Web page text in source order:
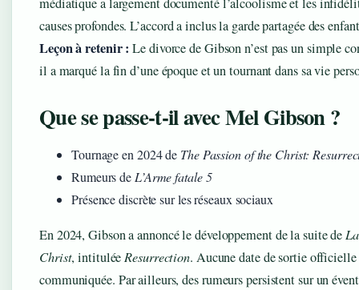
causes profondes. L’accord a inclus la garde partagée des
Leçon à retenir : Le divorce de Gibson n’est pas un simple
il a marqué la fin d’une époque et un tournant dans sa vie
Que se passe-t-il avec Mel Gibson ?
Tournage en 2024 de The Passion of the Christ:
Rumeurs deL’Arme fatale 5
Présence discrète sur les réseaux sociaux
En 2024, Gibson a annoncé le développement de la suite de
Christ, intituléeResurrection. Aucune date de sortie officielle
communiquée. Par ailleurs, des rumeurs persistent sur un